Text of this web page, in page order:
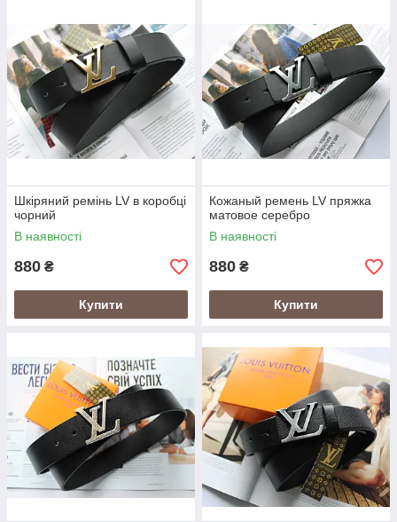
Шкіряний ремінь LV в коробці
чорний
В наявності
880 ₴
Купити
Кожаный ремень LV пряжка
матовое серебро
В наявності
880 ₴
Купити